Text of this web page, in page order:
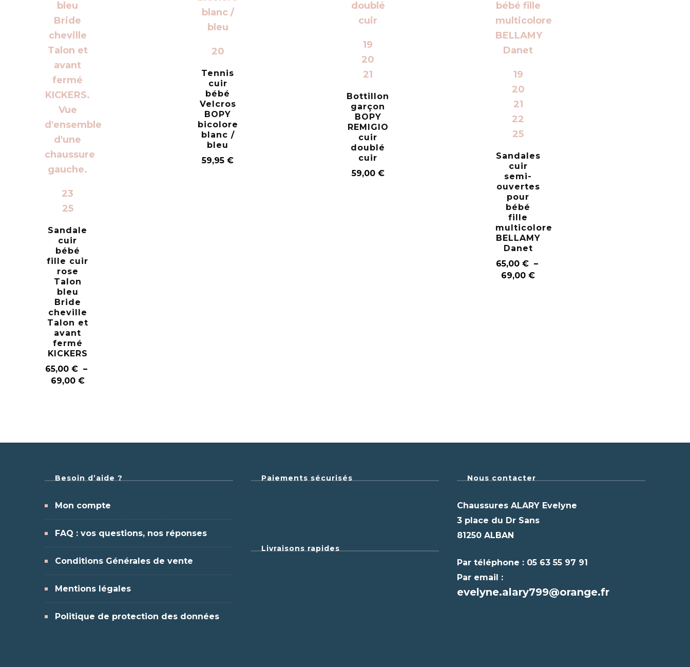
23
25
Sandale
cuir
bébé
fille cuir
rose
Talon
bleu
Bride
cheville
Talon et
avant
fermé
KICKERS
65,00€ –
69,00 €
20
Tennis
cuir
bébé
Velcros
BOPY
bicolore
blanc /
bleu
59,95€
19
20
21
Bottillon
garçon
BOPY
REMIGIO
cuir
doublé
cuir
59,00 €
19
20
21
22
25
Sandales
cuir
semi-
ouvertes
pour
bébé
fille
multicolore
BELLAMY
Danet
65,00 € –
69,00€
Besoin d’aide ?
Mon compte
FAQ : vos questions, nos réponses
Conditions Générales de vente
Mentions légales
Politique de protection des données
Paiements sécurisés
Livraisons rapides
Nous contacter
Chaussures ALARY Evelyne
3 place du Dr Sans
81250 ALBAN
Par téléphone : 05 63 55 97 91
Par email :
evelyne.alary799@orange.fr